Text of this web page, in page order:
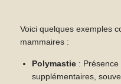
Voici quelques exemples
mammaires :
Polymastie :
supplémentaires,